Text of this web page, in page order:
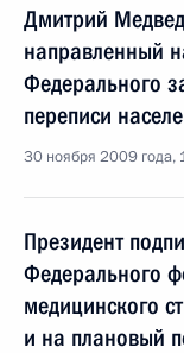
Дмитрий
направленный
Федерального
переписи
30 ноября 2009 года,
Президент
Федерального
медицинского
и на плановый